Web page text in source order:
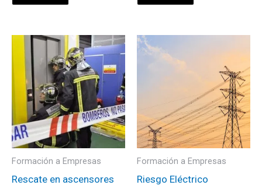
Formación a Empresas
Rescate en ascensores
Formación a Empresas
Riesgo Eléctrico